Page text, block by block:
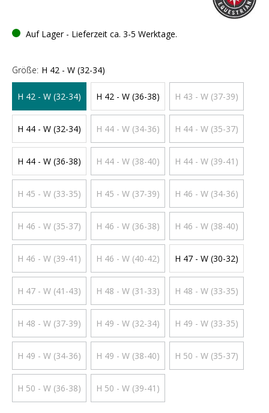
Auf Lager - Lieferzeit ca. 3-5 Werktage.
Größe: H 42 - W (32-34)
H 42 - W (32-34) H 42 - W (36-38) H 43 - W (37-39)
H 44 - W (32-34) H 44 - W (34-36) H 44 - W (35-37)
H 44 - W (36-38) H 44 - W (38-40) H 44 - W (39-41)
H 45 - W (33-35) H 45 - W (37-39) H 46 - W (34-36)
H 46 - W (35-37) H 46 - W (36-38) H 46 - W (38-40)
H 46 - W (39-41) H 46 - W (40-42) H 47 - W (30-32)
H 47 - W (41-43) H 48 - W (31-33) H 48 - W (33-35)
H 48 - W (37-39) H 49 - W (32-34) H 49 - W (33-35)
H 49 - W (34-36) H 49 - W (38-40) H 50 - W (35-37)
H 50 - W (36-38) H 50 - W (39-41)